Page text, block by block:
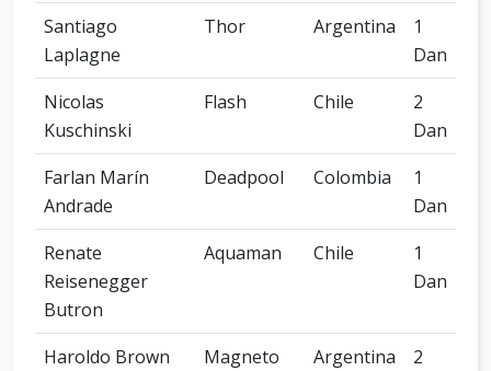
Santiago
Laplagne
Thor Argentina
1
Dan
Nicolas
Kuschinski
Flash Chile
2
Dan
Farlan Marín
Andrade
Deadpool Colombia
1
Dan
Renate
Reisenegger
Butron
Aquaman Chile
1
Dan
Haroldo Brown Magneto Argentina
2